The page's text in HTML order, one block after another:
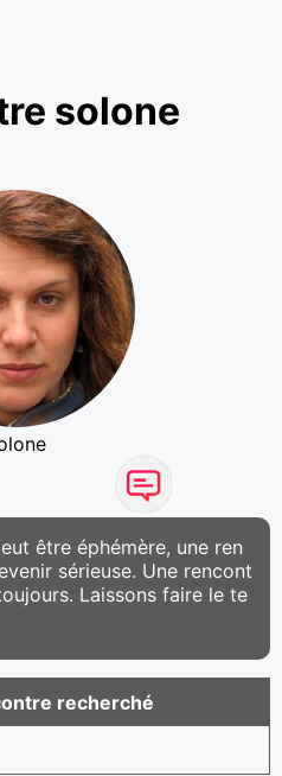
solone
être éphémère, une ren
sérieuse. Une rencont
Laissons faire le te
recherché